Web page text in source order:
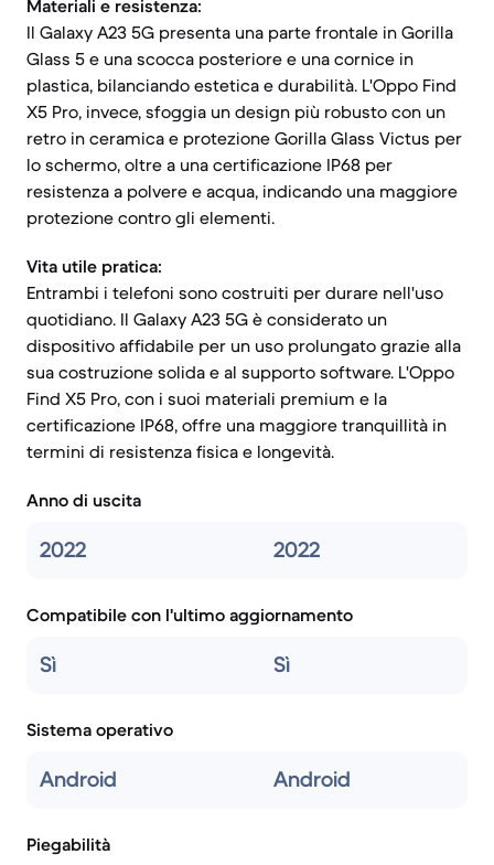
Materiali e resistenza:
Il Galaxy A23 5G presenta una parte frontale in Gorilla
Glass 5 e una scocca posteriore e una cornice in
plastica, bilanciando estetica e durabilità. L'Oppo Find
X5 Pro, invece, sfoggia un design più robusto con un
retro in ceramica e protezione Gorilla Glass Victus per
lo schermo, oltre a una certificazione IP68 per
resistenza a polvere e acqua, indicando una maggiore
protezione contro gli elementi.
Vita utile pratica:
Entrambi i telefoni sono costruiti per durare nell'uso
quotidiano. Il Galaxy A23 5G è considerato un
dispositivo affidabile per un uso prolungato grazie alla
sua costruzione solida e al supporto software. L'Oppo
Find X5 Pro, con i suoi materiali premium e la
certificazione IP68, offre una maggiore tranquillità in
termini di resistenza fisica e longevità.
Anno di uscita
2022 2022
Compatibile con l'ultimo aggiornamento
Sì Sì
Sistema operativo
Android Android
Piegabilità